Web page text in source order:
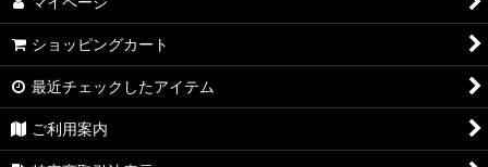
ショッピングカート
最近チェックしたアイテム
ご利用案内